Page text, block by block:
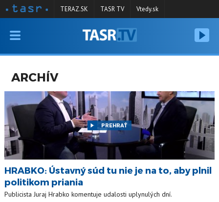
VYSIELANIE
SPRAVODAJSTVO
KONTAKT
ARCHÍV
TERAZ.SK TASR TV Vtedy.sk
ARCHÍV
PREHRAŤ
HRABKO: Ústavný súd tu nie je na to, aby plnil
politikom priania
Publicista Juraj Hrabko komentuje udalosti uplynulých dní.